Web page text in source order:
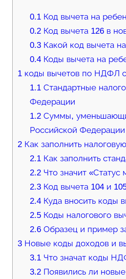
0.1 Код вычета на
0.2 Код вычета 126 в
0.3 Какой код вычета
0.4 Коды вычета на
1коды вычетов по НДФЛ с
1.1 Стандартные
Федерации
1.2 Суммы,
Российской Федерации
2Как заполнить
2.1 Как заполнить
2.2 Что значит
2.3 Код вычета 104 и
2.4 Куда вносить коды
2.5 Коды налогового
2.6 Образец и пример
3Новые коды доходов и
3.1 Что значат коды
3.2 Появились ли